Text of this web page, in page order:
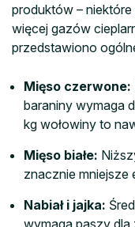
produktów –
więcej gazów
przedstawiono
Mięso czerwone:
baraniny wymaga
kg wołowiny to
Mięso białe:
znacznie mniejsze
Nabiał i jajka:
wymaga paszy dla